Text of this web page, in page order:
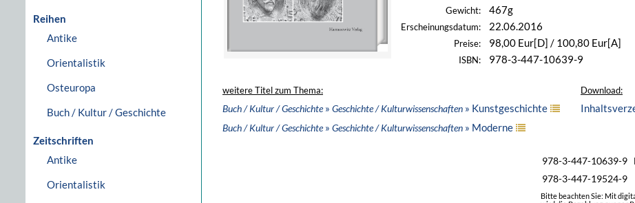
Reihen
Antike
Orientalistik
Osteuropa
Buch / Kultur / Geschichte
Zeitschriften
Antike
Orientalistik
Gewicht: 467g
Erscheinungsdatum: 22.06.2016
Preise: 98,00 Eur[D] / 100,80 Eur[A]
ISBN: 978-3-447-10639-9
weitere Titel zum Thema:
Buch / Kultur / Geschichte» Geschichte / Kulturwissenschaften » Kunstgeschichte
Buch / Kultur / Geschichte» Geschichte / Kulturwissenschaften » Moderne
Download:
978-3-447-10639-9
978-3-447-19524-9
Bitte beachten Sie: Mit